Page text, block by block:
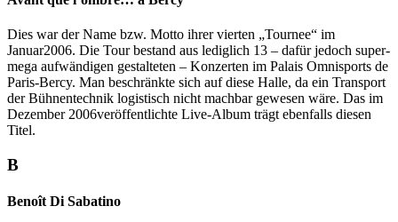
Dies war der Name bzw. Motto ihrer vierten „Tournee“ im
Januar2006. Die Tour bestand aus lediglich 13 – dafür jedoch super-
mega aufwändigen gestalteten – Konzerten im Palais Omnisports de
Paris-Bercy. Man beschränkte sich auf diese Halle, da ein Transport
der Bühnentechnik logistisch nicht machbar gewesen wäre. Das im
Dezember 2006veröffentlichte Live-Album trägt ebenfalls diesen
Titel.
B
Benoît Di Sabatino